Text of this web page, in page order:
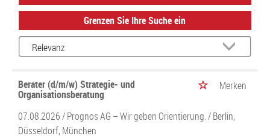
Grenzen Sie Ihre Suche ein
Berater (d/m/w) Strategie- und
Organisationsberatung
Merken
07.08.2026 /Prognos AG – Wir geben Orientierung./ Berlin,
Düsseldorf, München